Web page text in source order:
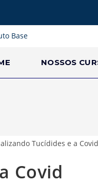
NOSSOS
Covid